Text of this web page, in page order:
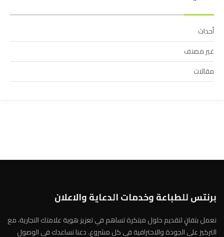
أحداث
غير مصنف
مقالات
برنتس للطباعة وخدمات الدعاية والاعلان
نعمل بتفانٍ لتقديم حلول مبتكرة تساهم في تعزيز هوية علامتك التجارية، مع
التركيز على الجودة والاحترافية في كل مشروع. دعنا نساعدك في الوصول